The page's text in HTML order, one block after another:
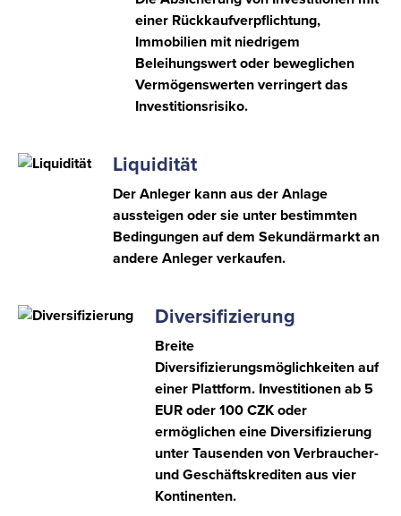
einer Rückkaufverpflichtung,
Immobilien mit niedrigem
Beleihungswert oder beweglichen
Vermögenswerten verringert das
Investitionsrisiko.
Liquidität
Der Anleger kann aus der Anlage
aussteigen oder sie unter bestimmten
Bedingungen auf dem Sekundärmarkt an
andere Anleger verkaufen.
Diversifizierung
Breite
Diversifizierungsmöglichkeiten auf
einer Plattform. Investitionen ab 5
EUR oder 100 CZK oder
ermöglichen eine Diversifizierung
unter Tausenden von Verbraucher-
und Geschäftskrediten aus vier
Kontinenten.